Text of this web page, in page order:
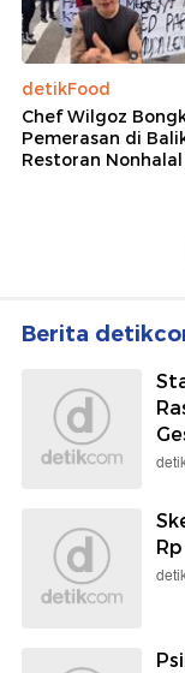
detikFood
Chef Wilgoz
Pemerasan di
Restoran
Berita